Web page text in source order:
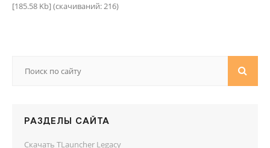
[185.58 Kb] (cкачиваний: 216)
РАЗДЕЛЫ САЙТА
Скачать TLauncher Legacy